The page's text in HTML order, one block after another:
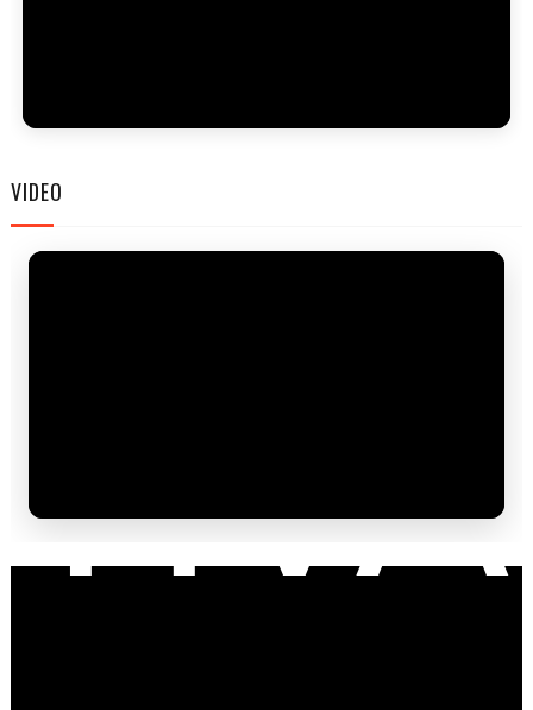
VIDEO
FES
TIVA